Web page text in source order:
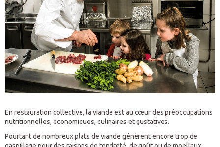
En restauration collective, la viande est au cœur des préoccupations
nutritionnelles, économiques, culinaires et gustatives.
Pourtant de nombreux plats de viande génèrent encore trop de